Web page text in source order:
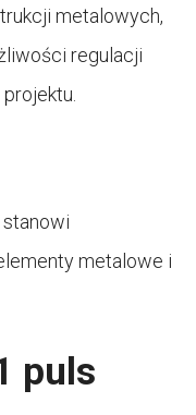
metalowych,
regulacji
stanowi
metalowe i
puls